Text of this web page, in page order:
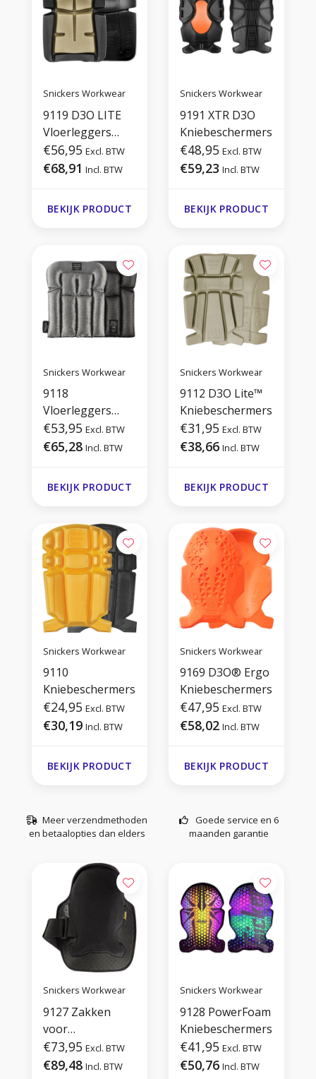
Snickers Workwear
9119 D3O LITE
Vloerleggers
Kniestukken
€56,95 Excl. BTW
€68,91 Incl. BTW
BEKIJK PRODUCT
Snickers Workwear
9191 XTR D3O
Kniebeschermers
€48,95 Excl. BTW
€59,23 Incl. BTW
BEKIJK PRODUCT
Snickers Workwear
9118
Vloerleggers
Kniebeschermers
€53,95 Excl. BTW
€65,28 Incl. BTW
BEKIJK PRODUCT
Snickers Workwear
9112 D3O Lite™
Kniebeschermers
€31,95 Excl. BTW
€38,66 Incl. BTW
BEKIJK PRODUCT
Snickers Workwear
9110
Kniebeschermers
€24,95 Excl. BTW
€30,19 Incl. BTW
BEKIJK PRODUCT
Snickers Workwear
9169 D3O® Ergo
Kniebeschermers
€47,95 Excl. BTW
€58,02 Incl. BTW
BEKIJK PRODUCT
Meer verzendmethoden
en betaalopties dan elders
Goede service en 6
maanden garantie
Snickers Workwear
9127 Zakken
voor
Kniebeschermers
€73,95 Excl. BTW
€89,48 Incl. BTW
Snickers Workwear
9128 PowerFoam
Kniebeschermers
€41,95 Excl. BTW
€50,76 Incl. BTW